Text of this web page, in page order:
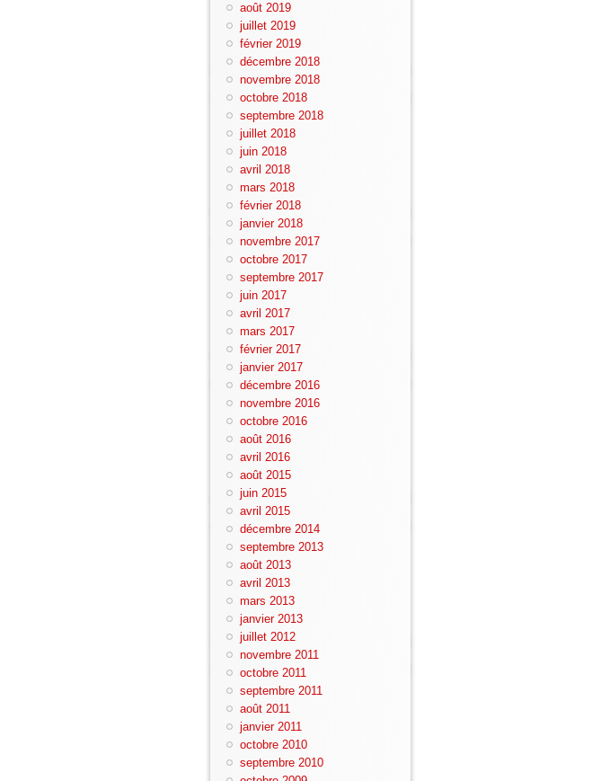
août 2019
juillet 2019
février 2019
décembre 2018
novembre 2018
octobre 2018
septembre 2018
juillet 2018
juin 2018
avril 2018
mars 2018
février 2018
janvier 2018
novembre 2017
octobre 2017
septembre 2017
juin 2017
avril 2017
mars 2017
février 2017
janvier 2017
décembre 2016
novembre 2016
octobre 2016
août 2016
avril 2016
août 2015
juin 2015
avril 2015
décembre 2014
septembre 2013
août 2013
avril 2013
mars 2013
janvier 2013
juillet 2012
novembre 2011
octobre 2011
septembre 2011
août 2011
janvier 2011
octobre 2010
septembre 2010